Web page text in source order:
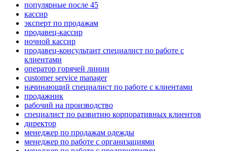
популярные после 45
кассир
эксперт по продажам
продавец-кассир
ночной кассир
продавец-консультант специалист по работе с
клиентами
оператор горячей линии
customer service manager
начинающий специалист по работе с клиентами
продажник
рабочий на производство
специалист по развитию корпоративных клиентов
директор
менеджер по продажам одежды
менеджер по работе с организациями